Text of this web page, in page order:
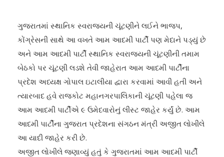
ગુજરાતમાં સ્થાનિક સ્વરાજ્યની ચૂંટણીને લઈને ભાજપ,
કોંગ્રેસની સાથે આ વખતે આમ આદમી પાર્ટી પણ મેદાને પડ્યું છે
અને આમ આદમી પાર્ટી સ્થાનિક સ્વરાજ્યની ચૂંટણીની તમામ
બેઠકો પર ચૂંટણી લડશે તેવી જાહેરાત આમ આદમી પાર્ટીના
પ્રદેશ અધ્યક્ષ ગોપાલ ઇટાલીયા દ્વારા કરવામાં આવી હતી અને
ત્યારબાદ હવે રાજકોટ મહાનગરપાલિકાની ચૂંટણી પહેલા જ
આમ આદમી પાર્ટીએ ૯ ઉમેદવારોનું લીસ્ટ જાહેર કર્યું છે. આમ
આદમી પાર્ટીના ગુજરાત પ્રદેશના સંગઠન મંત્રી અજીત લોખીલે
આ યાદી જાહેર કરી છે.
અજીત લોખીલે જણાવ્યું હતું કે ગુજરાતમાં આમ આદમી પાર્ટી